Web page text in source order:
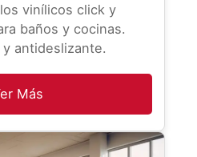
vinílicos click y
baños y cocinas.
antideslizante.
Más